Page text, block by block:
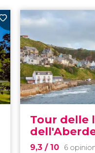
Tour delle
9,3 / 10 6